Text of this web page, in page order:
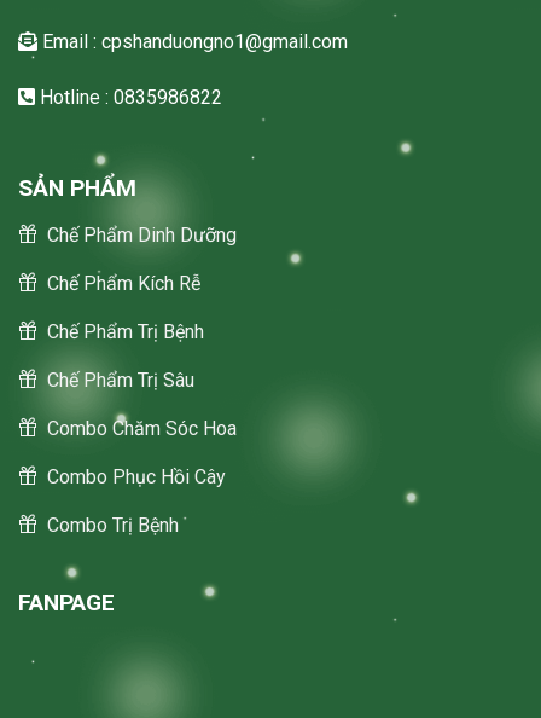
Email : cpshanduongno1@gmail.com
Hotline : 0835986822
SẢN PHẨM
Chế Phẩm Dinh Dưỡng
Chế Phẩm Kích Rễ
Chế Phẩm Trị Bệnh
Chế Phẩm Trị Sâu
Combo Chăm Sóc Hoa
Combo Phục Hồi Cây
Combo Trị Bệnh
FANPAGE